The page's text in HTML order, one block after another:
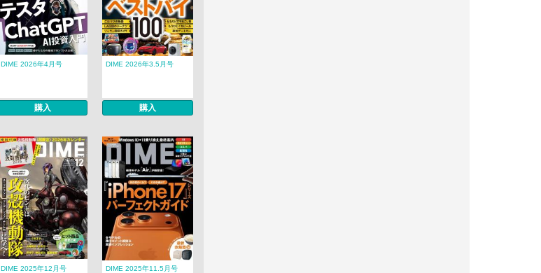
DIME 2026年4月号
購入
DIME 2026年3.5月号
購入
DIME 2025年12月号 DIME 2025年11.5月号